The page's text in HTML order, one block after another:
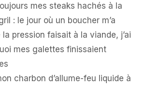
mes steaks hachés à la
: le jour où un boucher m’a
pression faisait à la viande, j’ai
mes galettes finissaient
charbon d’allume-feu liquide à